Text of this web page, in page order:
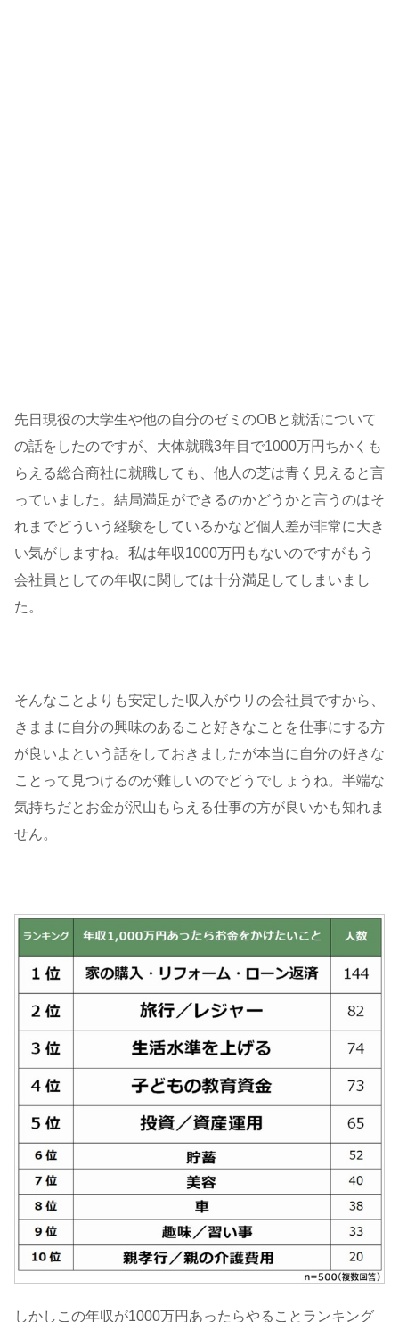
先日現役の大学生や他の自分のゼミのOBと就活について
の話をしたのですが、大体就職3年目で1000万円ちかくも
らえる総合商社に就職しても、他人の芝は青く見えると言
っていました。結局満足ができるのかどうかと言うのはそ
れまでどういう経験をしているかなど個人差が非常に大き
い気がしますね。私は年収1000万円もないのですがもう
会社員としての年収に関しては十分満足してしまいまし
た。
そんなことよりも安定した収入がウリの会社員ですから、
きままに自分の興味のあること好きなことを仕事にする方
が良いよという話をしておきましたが本当に自分の好きな
ことって見つけるのが難しいのでどうでしょうね。半端な
気持ちだとお金が沢山もらえる仕事の方が良いかも知れま
せん。
しかしこの年収が1000万円あったらやることランキング